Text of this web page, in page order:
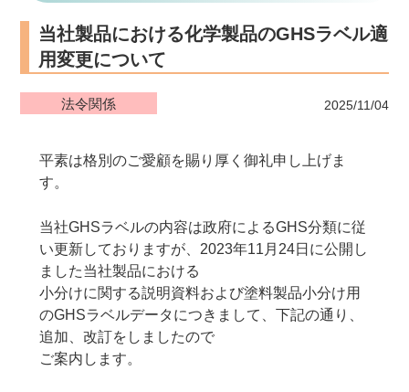
当社製品における化学製品のGHSラベル適
用変更について
法令関係 2025/11/04
平素は格別のご愛顧を賜り厚く御礼申し上げま
す。
当社GHSラベルの内容は政府によるGHS分類に従
い更新しておりますが、2023年11月24日に公開し
ました当社製品における
小分けに関する説明資料および塗料製品小分け用
のGHSラベルデータにつきまして、下記の通り、
追加、改訂をしましたので
ご案内します。